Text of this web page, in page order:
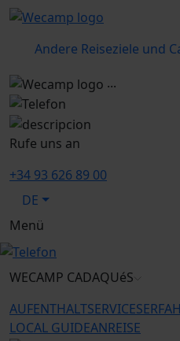
Andere Reiseziele und
...
Rufe uns an
+34 93 626 89 00
DE
Menü
WECAMP CADAQUéS
AUFENTHALTSERVICES
LOCAL GUIDEANREISE